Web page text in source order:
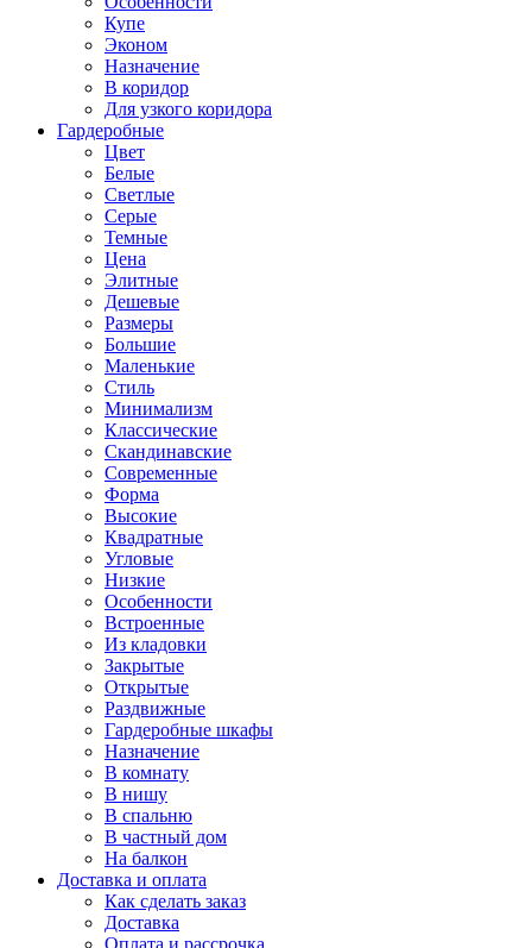
Купе
Эконом
Назначение
В коридор
Для узкого коридора
Гардеробные
Цвет
Белые
Светлые
Серые
Темные
Цена
Элитные
Дешевые
Размеры
Большие
Маленькие
Стиль
Минимализм
Классические
Скандинавские
Современные
Форма
Высокие
Квадратные
Угловые
Низкие
Особенности
Встроенные
Из кладовки
Закрытые
Открытые
Раздвижные
Гардеробные шкафы
Назначение
В комнату
В нишу
В спальню
В частный дом
На балкон
Доставка и оплата
Как сделать заказ
Доставка
Оплата и рассрочка